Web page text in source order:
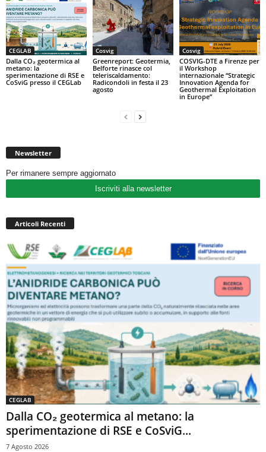
CEGLAB
Dalla CO₂ geotermica al
metano: la
sperimentazione di RSE e
CoSviG presso il CEGLab
Cosvig
Greenreport: Geotermia,
Belforte rinasce col
teleriscaldamento:
Radicondoli in festa il 23
agosto
Cosvig
COSVIG-DTE a Firenze per
il Workshop
internazionale “Strategic
Innovation Agenda for
Geothermal Exploitation
in Europe”
Newsletter
Per rimanere sempre aggiornato
Iscriviti alla newsletter
Articoli Recenti
CEGLAB
Dalla CO₂ geotermica al metano: la
sperimentazione di RSE e CoSviG...
7 Agosto 2026